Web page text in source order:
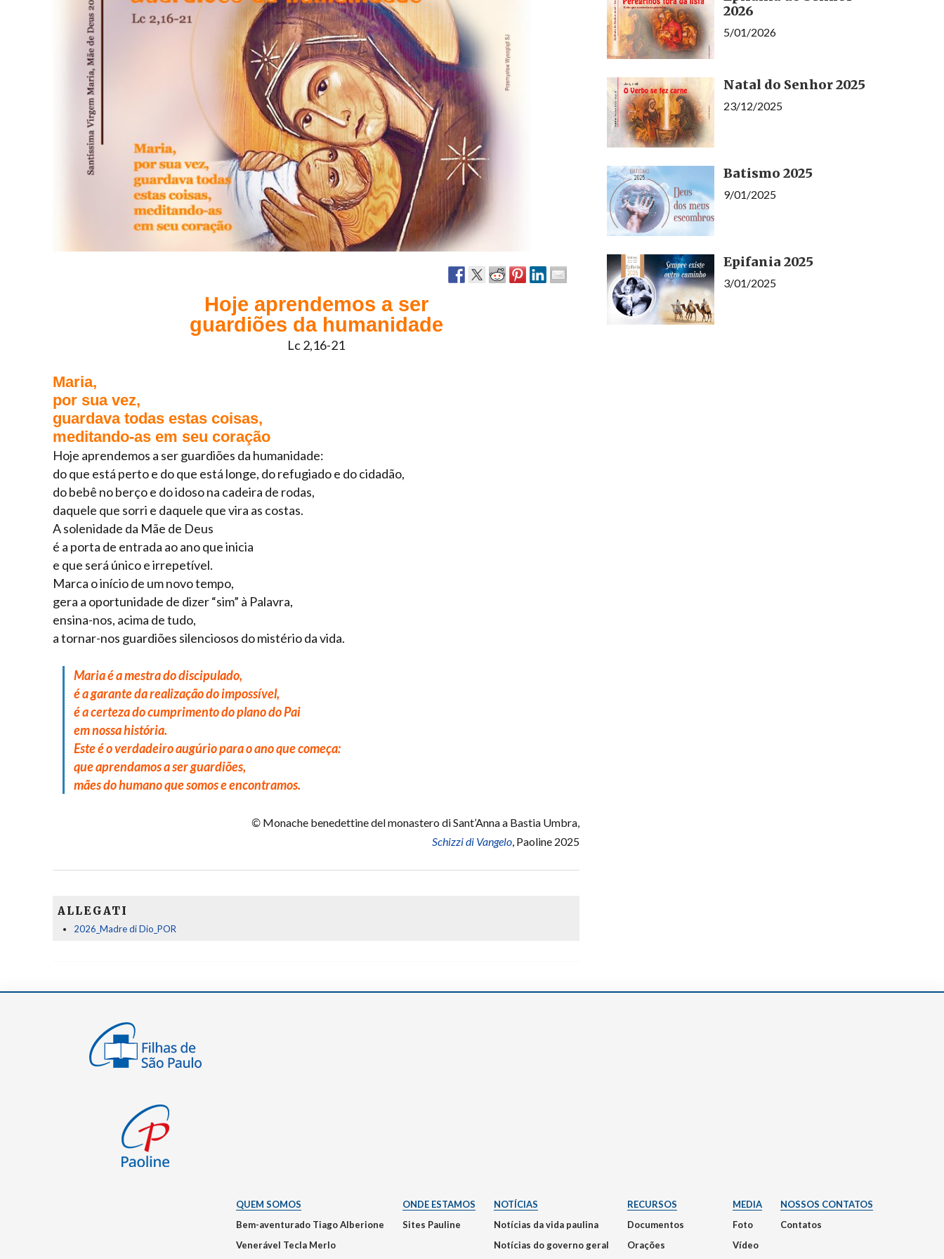
Narzole
San Lorenzo di Fossano
Susa
Hoje aprendemos a ser
guardiões da humanidade
Lc 2,16-21
Maria,
por sua vez,
guardava todas estas coisas,
meditando-as em seu coração
Hoje aprendemos a ser guardiões da humanidade:
do que está perto e do que está longe, do refugiado e do cidadão,
do bebê no berço e do idoso na cadeira de rodas,
daquele que sorri e daquele que vira as costas.
A solenidade da Mãe de Deus
é a porta de entrada ao ano que inicia
e que será único e irrepetível.
Marca o início de um novo tempo,
gera a oportunidade de dizer “sim” à Palavra,
ensina-nos, acima de tudo,
a tornar-nos guardiões silenciosos do mistério da vida.
Maria é a mestra do discipulado,
é a garante da realização do impossível,
é a certeza do cumprimento do plano do Pai
em nossa história.
Este é o verdadeiro augúrio para o ano que começa:
que aprendamos a ser guardiões,
mães do humano que somos e encontramos.
© Monache benedettine del monastero di Sant’Anna a Bastia Umbra,
Schizzi di Vangelo , Paoline 2025
ALLEGATI
2026_Madre di Dio_POR
2026
5/01/2026
Natal do Senhor 2025
23/12/2025
Batismo 2025
9/01/2025
Epifania 2025
3/01/2025
QUEM SOMOS
Bem-aventurado Tiago Alberione
Venerável Tecla Merlo
ONDE ESTAMOS
Sites Pauline
NOTÍCIAS
Notícias da vida paulina
Notícias do governo geral
RECURSOS
Documentos
Orações
MEDIA
Foto
Vídeo
NOSSOS CONTATOS
Contatos